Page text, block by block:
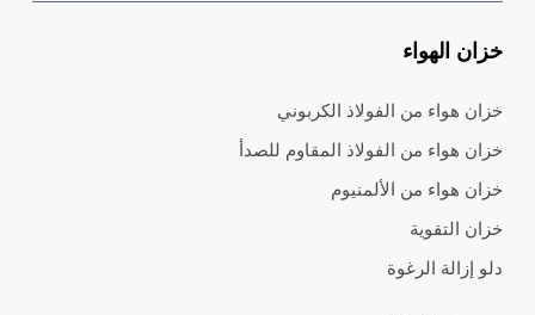
خزان الهواء
خزان هواء من الفولاذ الكربوني
خزان هواء من الفولاذ المقاوم للصدأ
خزان هواء من الألمنيوم
خزان التقوية
دلو إزالة الرغوة